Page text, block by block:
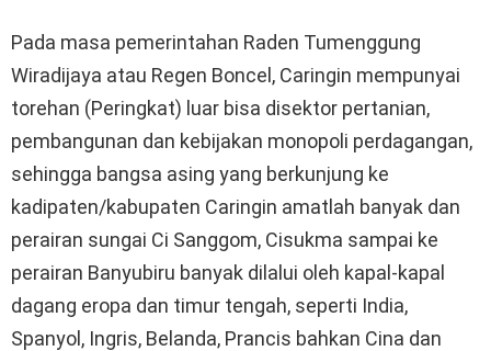
Pada masa pemerintahan Raden Tumenggung
Wiradijaya atau Regen Boncel, Caringin mempunyai
torehan (Peringkat) luar bisa disektor pertanian,
pembangunan dan kebijakan monopoli perdagangan,
sehingga bangsa asing yang berkunjung ke
kadipaten/kabupaten Caringin amatlah banyak dan
perairan sungai Ci Sanggom, Cisukma sampai ke
perairan Banyubiru banyak dilalui oleh kapal-kapal
dagang eropa dan timur tengah, seperti India,
Spanyol, Ingris, Belanda, Prancis bahkan Cina dan